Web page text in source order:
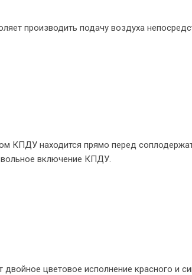
производить подачу воздуха
КПДУ находится прямо перед
включение КПДУ.
цветовое исполнение красного и